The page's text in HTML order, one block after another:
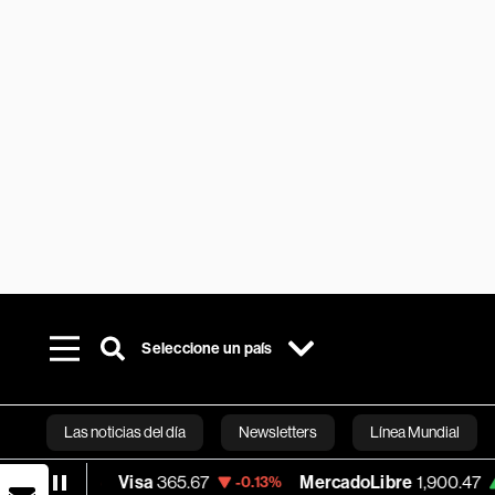
Seleccione un país
Las noticias del día Newsletters Línea Mundial
Bloomberg
Visa 365.67 -0.13% MercadoLibre 1,900.47 +1.11%